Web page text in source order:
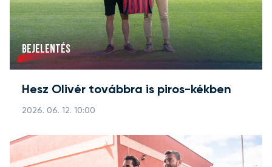
BEJELENTÉS
Hesz Olivér továbbra is piros-kékben
2026. 06. 12. 10:00